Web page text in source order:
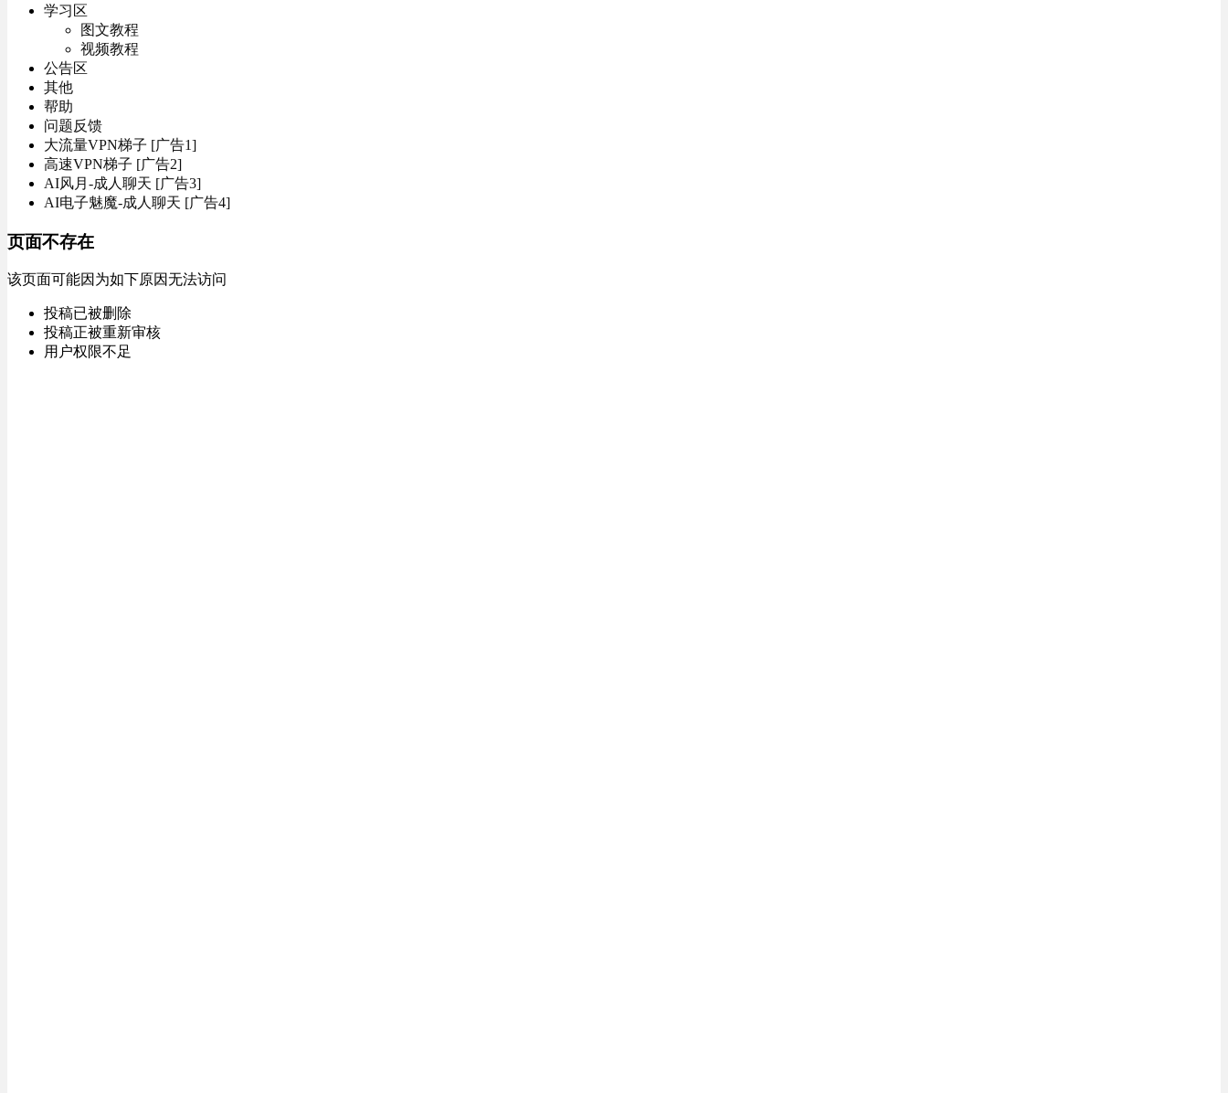
学习区
图文教程
视频教程
公告区
其他
帮助
问题反馈
大流量VPN梯子 [广告1]
高速VPN梯子 [广告2]
AI风月-成人聊天 [广告3]
AI电子魅魔-成人聊天 [广告4]
页面不存在
该页面可能因为如下原因无法访问
投稿已被删除
投稿正被重新审核
用户权限不足